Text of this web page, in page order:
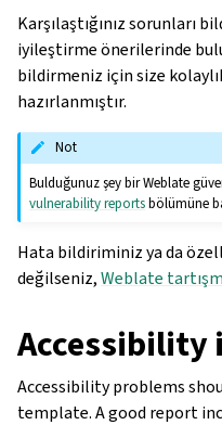
Karşılaştığınız sorunları
iyileştirme önerilerinde
bildirmeniz için size
hazırlanmıştır.
Not
Bulduğunuz şey bir Weblate
vulnerability reportsbölümüne
Hata bildiriminiz ya da
değilseniz,Weblate
Accessibility
Accessibility problems
template. A good report